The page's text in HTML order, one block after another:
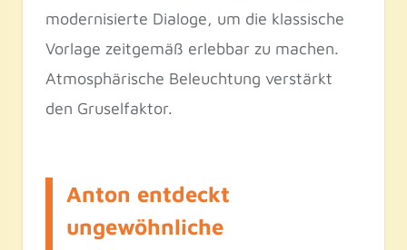
modernisierte Dialoge, um die klassische
Vorlage zeitgemäß erlebbar zu machen.
Atmosphärische Beleuchtung verstärkt
den Gruselfaktor.
Anton entdeckt
ungewöhnliche